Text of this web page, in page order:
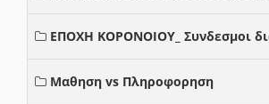
ΕΠΟΧΗ ΚΟΡΟΝΟΙΟΥ_ Συνδεσμοι
Μαθηση vs Πληροφορηση